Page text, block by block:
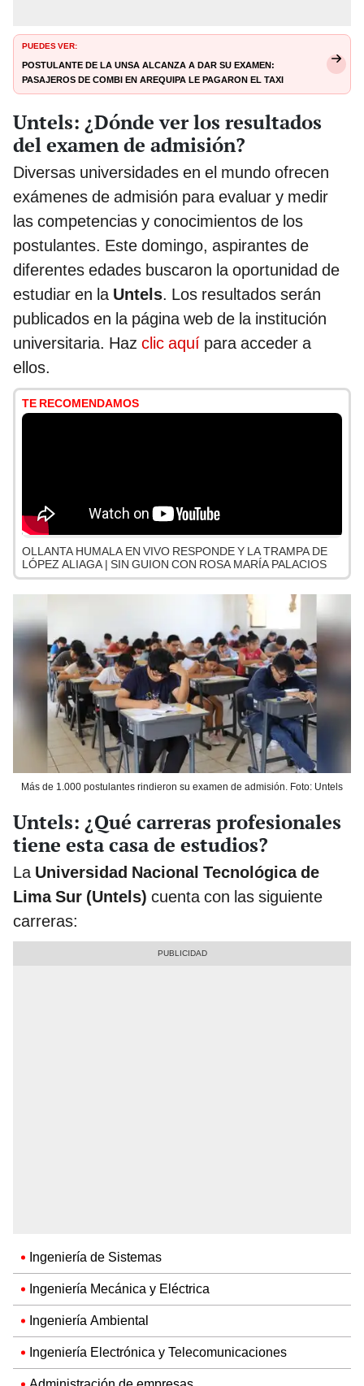
PUEDES VER:
Postulante de la UNSA alcanza a dar su examen:
pasajeros de combi en Arequipa le pagaron el taxi
Untels: ¿Dónde ver los resultados
del examen de admisión?
Diversas universidades en el mundo ofrecen
exámenes de admisión para evaluar y medir
las competencias y conocimientos de los
postulantes. Este domingo, aspirantes de
diferentes edades buscaron la oportunidad de
estudiar en laUntels. Los resultados serán
publicados en la página web de la institución
universitaria. Haz clic aquí para acceder a
ellos.
TE RECOMENDAMOS
OLLANTA HUMALA EN VIVO RESPONDE Y LA TRAMPA DE
LÓPEZ ALIAGA | SIN GUION CON ROSA MARÍA PALACIOS
Más de 1.000 postulantes rindieron su examen de admisión. Foto: Untels
Untels: ¿Qué carreras profesionales
tiene esta casa de estudios?
La Universidad Nacional Tecnológica de
Lima Sur (Untels) cuenta con las siguiente
carreras:
Ingeniería de Sistemas
Ingeniería Mecánica y Eléctrica
Ingeniería Ambiental
Ingeniería Electrónica y Telecomunicaciones